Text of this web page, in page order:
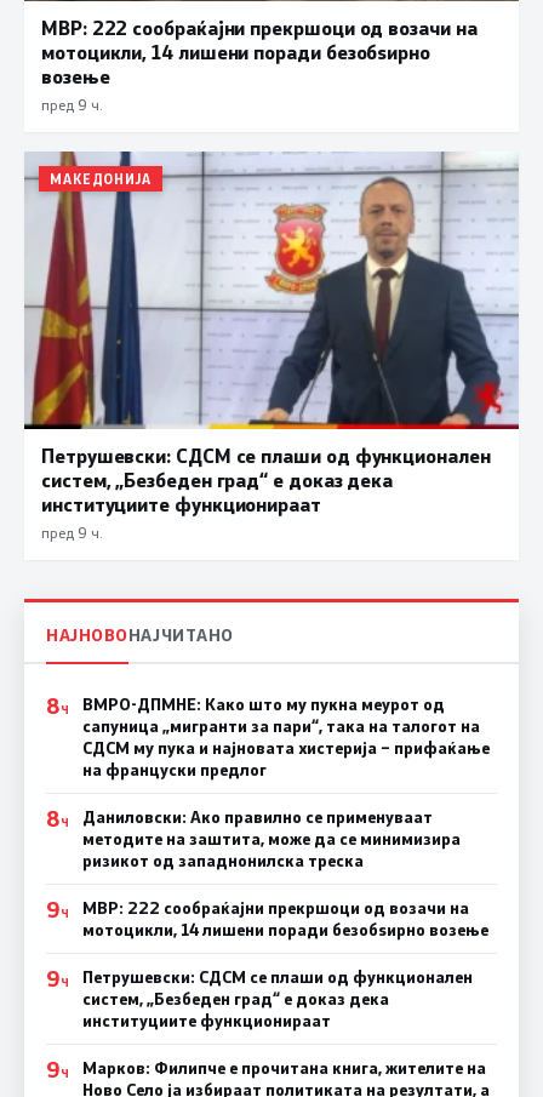
МВР: 222 сообраќајни прекршоци од возачи на
мотоцикли, 14 лишени поради безобѕирно
возење
пред 9 ч.
МАКЕДОНИЈА
Петрушевски: СДСМ се плаши од функционален
систем, „Безбеден град“ е доказ дека
институциите функционираат
пред 9 ч.
НАЈНОВОНАЈЧИТАНО
8Ч
ВМРО-ДПМНЕ: Како што му пукна меурот од
сапуница „мигранти за пари“, така на талогот на
СДСМ му пука и најновата хистерија – прифаќање
на француски предлог
8Ч
Даниловски: Ако правилно се применуваат
методите на заштита, може да се минимизира
ризикот од западнонилска треска
9Ч
МВР: 222 сообраќајни прекршоци од возачи на
мотоцикли, 14 лишени поради безобѕирно возење
9Ч
Петрушевски: СДСМ се плаши од функционален
систем, „Безбеден град“ е доказ дека
институциите функционираат
9Ч
Марков: Филипче е прочитана книга, жителите на
Ново Село ја избираат политиката на резултати, а